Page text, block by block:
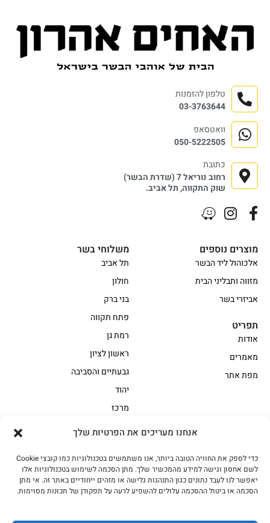
אנחנו מעריכים את הפרטיות שלך
כדי לספק את החוויה הטובה ביותר, אנו משתמשים בטכנולוגיות כמו קובצי Cookie
לשם אחסון וגישה למידע מהמכשיר שלך. מתן הסכמה לשימוש בטכנולוגיות אלו
יאפשר לנו לעבד נתונים כגון התנהגות גלישה או מזהים ייחודיים באתר זה. אי מתן
הסכמה או ביטול ההסכמה עלולים להשפיע לרעה על תפקודן של תכונות מסוימות.
אווז
בשר בקר משובח
בשר בקר עגלה משובח
בשר למעשנת
הודו
חלקים אחוריים
משלוחי בשר
תל אביב
חולון
בני ברק
פתח תקווה
רמת גן
ראשון לציון
גבעתיים והסביבה
יהוד
מרכז
מוצרים נוספים
אלכוהול ליד הבשר
מזווה ותבליני הבית
אביזרי בשר
תפריט
אודות
מאמרים
מפת אתר
טלפון להזמנות
03-3763644
וואטסאפ
050-5222505
כתובת
רחוב נוריאל 7 (שדרת הבשר)
שוק התקווה, תל אביב.